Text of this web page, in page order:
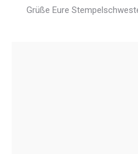
Grüße Eure